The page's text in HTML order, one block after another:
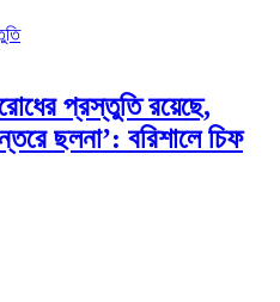
প্রস্তুতি রয়েছে,
ছলনা’: বরিশালে চিফ